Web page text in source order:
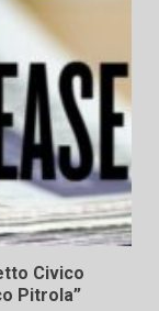
Civico
Pitrola”